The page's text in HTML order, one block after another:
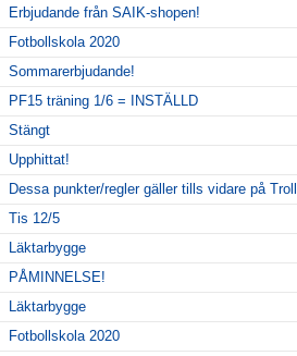
Erbjudande från SAIK-shopen!
Fotbollskola 2020
Sommarerbjudande!
PF15 träning 1/6 = INSTÄLLD
Stängt
Upphittat!
Dessa punkter/regler gäller tills vidare på
Tis 12/5
Läktarbygge
PÅMINNELSE!
Läktarbygge
Fotbollskola 2020